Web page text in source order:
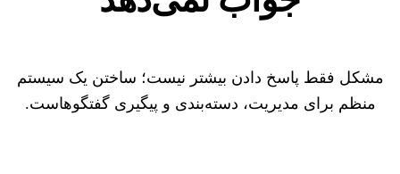
مشکل فقط پاسخ دادن بیشتر نیست؛ ساختن یک سیستم
منظم برای مدیریت، دسته‌بندی و پیگیری گفتگوهاست.